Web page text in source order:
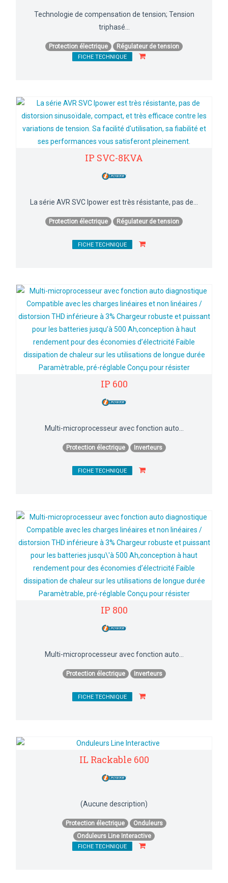
Technologie de compensation de tension; Tension
triphasé...
Protection électrique Régulateur de tension
FICHE TECHNIQUE
IP SVC-8KVA
La série AVR SVC Ipower est très résistante, pas de...
Protection électrique Régulateur de tension
FICHE TECHNIQUE
IP 600
Multi-microprocesseur avec fonction auto...
Protection électrique Inverteurs
FICHE TECHNIQUE
IP 800
Multi-microprocesseur avec fonction auto...
Protection électrique Inverteurs
FICHE TECHNIQUE
IL Rackable 600
(Aucune description)
Protection électrique
Onduleurs
Onduleurs Line Interactive
FICHE TECHNIQUE